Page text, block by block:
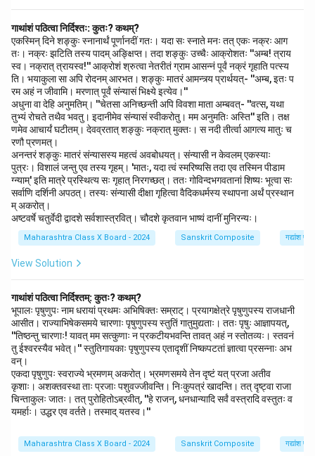
गाथांशं पठित्वा निर्दिश्तः: कुतः? कथम्?
एकस्मिन् दिने शङ्कुः स्नानार्थं पूर्णानदीं गतः। यदा सः स्नाते मनः तत् एकः नक्रः आग
तः। नक्रः झटिति तस्य पादम् अङ्क्षिप्त। तदा शङ्कुः उच्चैः आक्रोशतः ''अम्ब! त्राय
स्व। नक्रात् त्रायस्व!'' आक्रोशं श्रुत्वा नेतरीतं ग्राम आसन्नं पूर्वं नक्रं गृहाति पत्स्य
ति। भयाकुला सा अपि रोदनम् आरभत। शङ्कुः मातरं आमन्त्र्य प्रार्थयत्- ''अम्ब, इतः प
रम अहं न जीवामि। मरणात् पूर्वं संन्यासं भिक्ष्ये इत्येव।''
अधुना वा देहि अनुमतिम्। ''चेतसा अनिच्छन्ती अपि विवशा माता अम्बवत्- ''वत्स, यथा
तुभ्यं रोचते तथैव भवतु। इदानीमेव संन्यासं स्वीकरोतु। मम अनुमतिः अस्ति'' इति। तक्ष
णमेव आचार्यं घटीतम्। देवव्रतात् शङ्कुः नक्रात् मुक्तः। स नदी तीर्त्वा आगत्य मातुः च
रणौ प्रणमत्।
अनन्तरं शङ्कुः मातरं संन्यासस्य महत्वं अवबोधयत्। संन्यासी न केवलम् एकस्याः
पुत्रः। विशालं जन्तु एव तस्य गृहम्। 'मातः, यदा त्वं स्मरिष्यसि तदा एव तस्मिन पीडाम
ग्न्याम्' इति मात्रे प्रस्थित्य सः गृहात् निरगच्छत्। ततः गोविन्दभगवतानां शिष्यः भूत्वा सः
सर्वाणि दर्शिनी अपठत्। तस्यः संन्यासी दीक्षा गृहित्वा वैदिकधर्मस्य स्थापना अर्थं प्रस्थान
म् अकरोत्।
अष्टवर्षे चतुर्वेदी द्वादशे सर्वशास्त्रवित्। चौदशे कृतवान भाष्यं दानीं मुनिरन्यः।
Maharashtra Class X Board - 2024 Sanskrit Composite गद्यांश पर
View Solution
गाथांशं पठित्वा निर्दिश्तम्: कुतः? कथम्?
भूपालः पृषुणुपः नाम धरायां प्रथमः अभिषिक्तः सम्राट्। प्रयागक्षेत्रे पृषुणुपस्य राजधानी
आसीत। राज्याभिषेकसमये चारणाः पृषुणुपस्य स्तुतिं गातुमुद्यताः। ततः पृषुः आज्ञापयत्,
''तिष्ठन्तु चारणाः! यावत् मम सत्कुणाः न प्रकटीयभवन्ति तावत् अहं न स्तोतव्यः। स्तवनं
तु ईश्वरस्यैव भवेत्।'' स्तुतिगायकाः पृषुणुपस्य एतादृशीं निष्कपटतां ज्ञात्वा प्रसन्नाः अभ
वन्।
एकदा पृषुणुपः स्वराज्ये भ्रमणम् अकरोत्। भ्रमणसमये तेन दृष्टं यत् प्रजा अतीव
कृशाः। अशक्तवस्था ताः प्रजाः पशुवज्जीवन्ति। निःकुपत्रं खादन्ति। तत् दृष्ट्वा राजा
चिन्ताकुलः जातः। तत् पुरोहितोऽब्रवीत्, ''हे राजन्, धनधान्यादि सर्वं वस्त्रादि वस्तुतः व
यमर्हाः। उद्धर एव वर्तते। तस्माद् यतस्व।''
Maharashtra Class X Board - 2024 Sanskrit Composite गद्यांश पर